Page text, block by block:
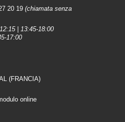
20 19 (chiamata senza
| 13:45-18:00
17:00
(FRANCIA)
online